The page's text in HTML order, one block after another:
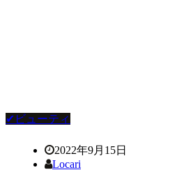
✔ビューティ
2022年9月15日
Locari